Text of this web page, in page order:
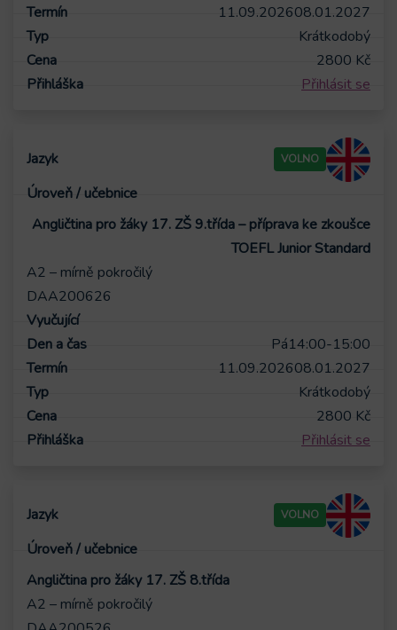
11.09.202608.01.2027
Krátkodobý
2800 Kč
Přihlásit se
VOLNO
Angličtina pro žáky 17. ZŠ 9.třída – příprava ke zkoušce
TOEFL Junior Standard
A2 – mírně pokročilý
DAA200626
Pá14:00-15:00
11.09.202608.01.2027
Krátkodobý
2800 Kč
Přihlásit se
VOLNO
Angličtina pro žáky 17. ZŠ 8.třída
A2 – mírně pokročilý